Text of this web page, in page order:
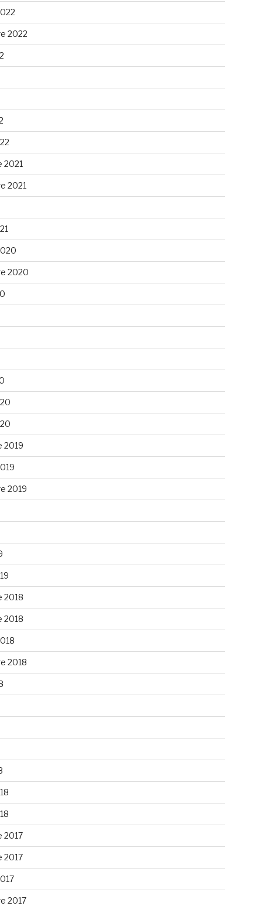
2022
2021
2021
2020
2019
2019
2018
2018
2018
2017
2017
2017